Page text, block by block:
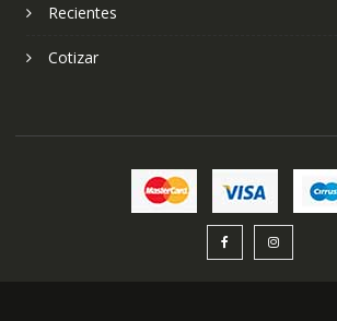
Recientes
Cotizar